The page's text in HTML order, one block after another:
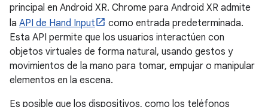
principal en Android XR. Chrome para Android XR admite
la API de Hand Input
como entrada predeterminada.
Esta API permite que los usuarios interactúen con
objetos virtuales de forma natural, usando gestos y
movimientos de la mano para tomar, empujar o manipular
elementos en la escena.
Es posible que los dispositivos, como los teléfonos